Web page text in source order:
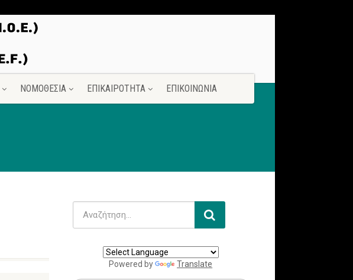
ΝΟΜΟΘΕΣΙΑ ΕΠΙΚΑΙΡΟΤΗΤΑ ΕΠΙΚΟΙΝΩΝΙΑ
Powered by Translate